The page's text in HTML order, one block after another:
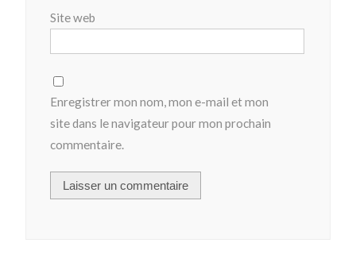
Site web
Enregistrer mon nom, mon e-mail et mon
site dans le navigateur pour mon prochain
commentaire.